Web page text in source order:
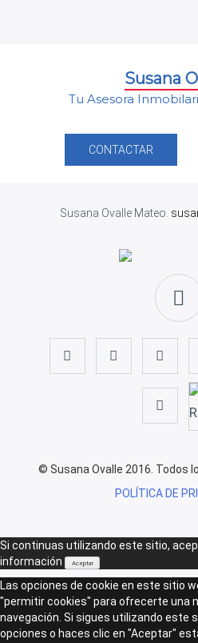
Susana
Tu Asesora
CONTACTAR
Susana Ovalle Mateo.
© Susana Ovalle 2016. Todos
POLÍTICA DE
Si continuas utilizando este sitio,
información
Aceptar
Las opciones de cookie en este sitio
"permitir cookies" para ofrecerte una
navegación. Si sigues utilizando este
opciones o haces clic en "Aceptar"